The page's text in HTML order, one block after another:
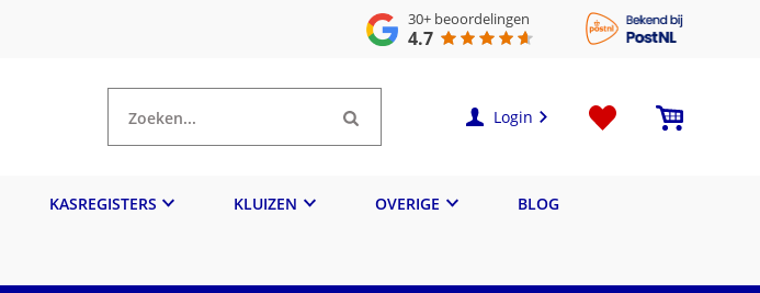
30+ beoordelingen
4.7
Zoeken... Login
KASREGISTERS KLUIZEN OVERIGE BLOG